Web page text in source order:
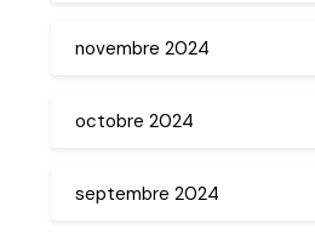
novembre 2024
octobre 2024
septembre 2024